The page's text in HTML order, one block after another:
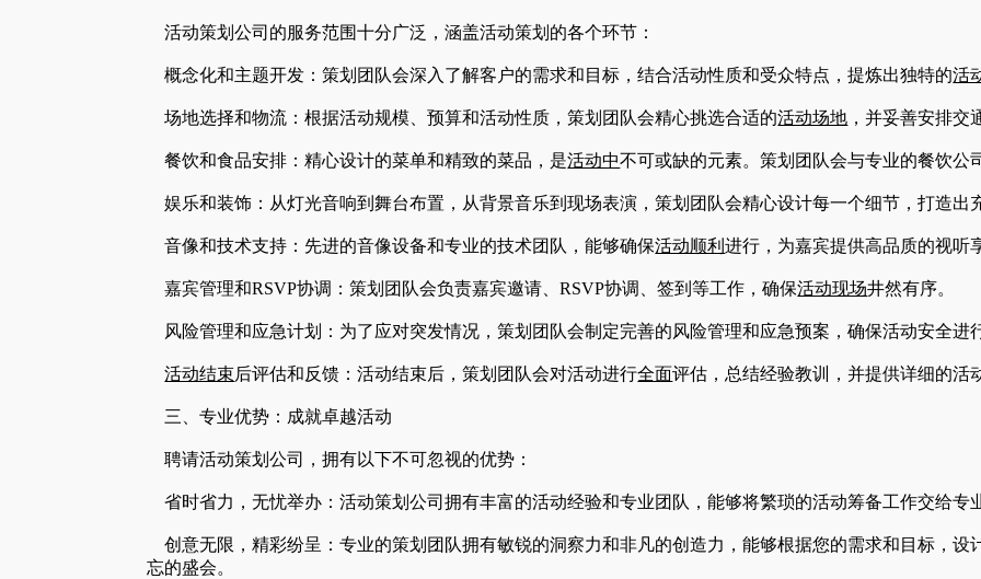
活动策划公司的服务范围十分广泛，涵盖活动策划的各个环节：
概念化和主题开发：策划团队会深入了解客户的需求和目标，结合活动性质和受众特点，提炼出独特的活
场地选择和物流：根据活动规模、预算和活动性质，策划团队会精心挑选合适的活动场地 ，并妥善安排交
餐饮和食品安排：精心设计的菜单和精致的菜品，是活动中不可或缺的元素。策划团队会与专业的餐饮
娱乐和装饰：从灯光音响到舞台布置，从背景音乐到现场表演，策划团队会精心设计每一个细节，打造出
音像和技术支持：先进的音像设备和专业的技术团队，能够确保活动顺利进行，为嘉宾提供高品质的视听
嘉宾管理和RSVP协调：策划团队会负责嘉宾邀请、RSVP协调、签到等工作，确保活动现场井然有序。
风险管理和应急计划：为了应对突发情况，策划团队会制定完善的风险管理和应急预案，确保活动安全进
活动结束后评估和反馈：活动结束后，策划团队会对活动进行全面评估，总结经验教训，并提供详细的活
三、专业优势：成就卓越活动
聘请活动策划公司，拥有以下不可忽视的优势：
省时省力，无忧举办：活动策划公司拥有丰富的活动经验和专业团队，能够将繁琐的活动筹备工作交给专
创意无限，精彩纷呈：专业的策划团队拥有敏锐的洞察力和非凡的创造力，能够根据您的需求和目标，设
忘的盛会。